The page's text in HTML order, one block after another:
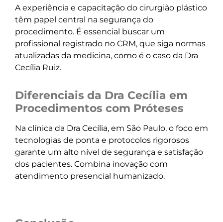
A experiência e capacitação do cirurgião plástico
têm papel central na segurança do
procedimento. É essencial buscar um
profissional registrado no CRM, que siga normas
atualizadas da medicina, como é o caso da Dra
Cecília Ruiz.
Diferenciais da Dra Cecília em
Procedimentos com Próteses
Na clínica da Dra Cecília, em São Paulo, o foco em
tecnologias de ponta e protocolos rigorosos
garante um alto nível de segurança e satisfação
dos pacientes. Combina inovação com
atendimento presencial humanizado.